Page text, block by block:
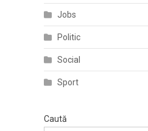
Jobs
Politic
Social
Sport
Caută